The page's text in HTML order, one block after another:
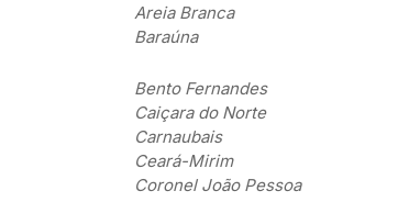
Areia Branca
Baraúna
Bento Fernandes
Caiçara do Norte
Carnaubais
Ceará-Mirim
Coronel João Pessoa